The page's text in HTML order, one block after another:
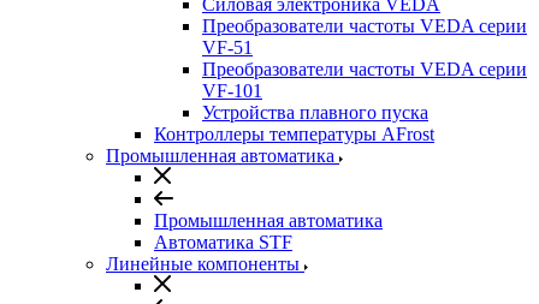
Силовая электроника VEDA
Преобразователи частоты VEDA серии
VF-51
Преобразователи частоты VEDA серии
VF-101
Устройства плавного пуска
Контроллеры температуры AFrost
Промышленная автоматика
Промышленная автоматика
Автоматика STF
Линейные компоненты